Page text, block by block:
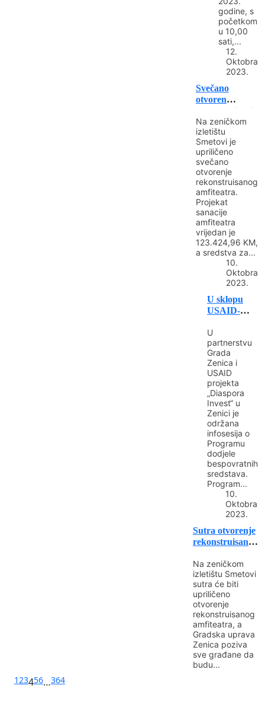
godine, s
početkom
u 10,00
sati,...
12.
Oktobra
2023.
Svečano
otvoren
rekonstruisani
amfiteatar na
Smetovima
Na zeničkom
izletištu
Smetovi je
upriličeno
svečano
otvorenje
rekonstruisanog
amfiteatra.
Projekat
sanacije
amfiteatra
vrijedan je
123.424,96 KM,
a sredstva za...
10.
Oktobra
2023.
U sklopu
USAID-
projekta
„Diaspora
Invest“
održana
infosesija o
Programu...
U
partnerstvu
Grada
Zenica i
USAID
projekta
„Diaspora
Invest“ u
Zenici je
održana
infosesija o
Programu
dodjele
bespovratnih
sredstava.
Program...
10.
Oktobra
2023.
Sutra otvorenje
rekonstruisanog
amfiteatra na
Smetovima
Na zeničkom
izletištu Smetovi
sutra će biti
upriličeno
otvorenje
rekonstruisanog
amfiteatra, a
Gradska uprava
Zenica poziva
sve građane da
budu...
123456…364